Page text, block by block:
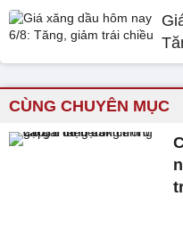
CÙNG CHUYÊN MỤC